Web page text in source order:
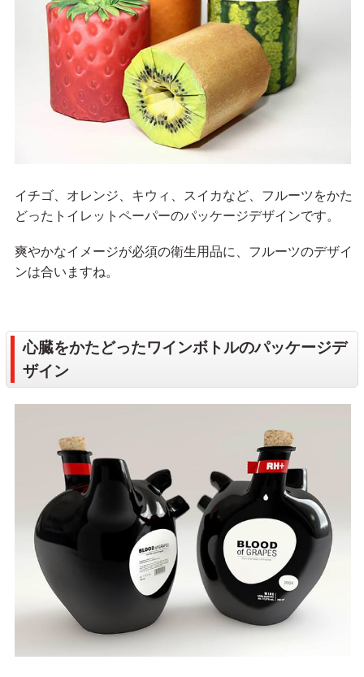
イチゴ、オレンジ、キウィ、スイカなど、フルーツをかた
どったトイレットペーパーのパッケージデザインです。
爽やかなイメージが必須の衛生用品に、フルーツのデザイ
ンは合いますね。
心臓をかたどったワインボトルのパッケージデ
ザイン